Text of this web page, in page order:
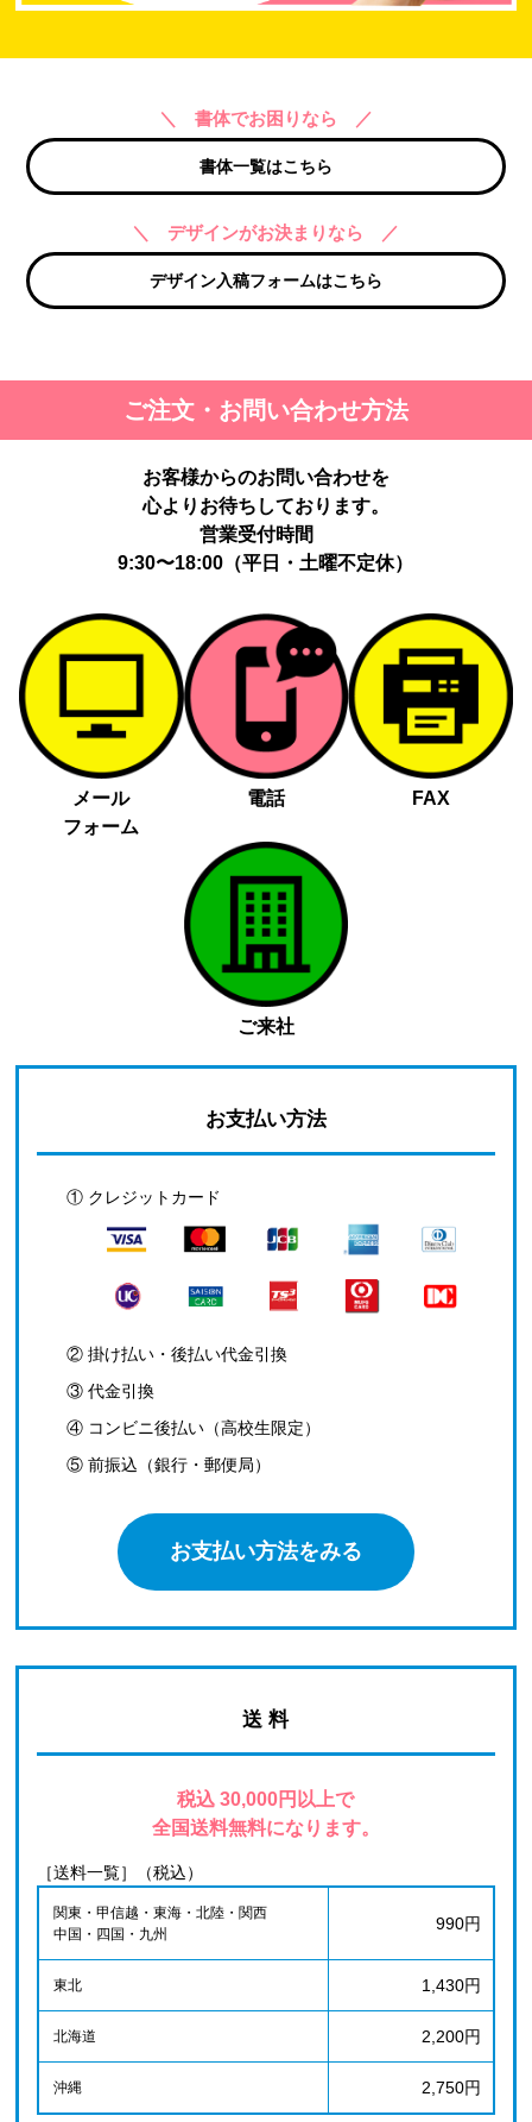
＼ 書体でお困りなら ／
書体一覧はこちら
＼ デザインがお決まりなら ／
デザイン入稿フォームはこちら
ご注文・お問い合わせ方法
お客様からのお問い合わせを
心よりお待ちしております。
営業受付時間
9:30〜18:00（平日・土曜不定休）
メール
フォーム
電話 FAX
ご来社
お支払い方法
① クレジットカード
② 掛け払い・後払い代金引換
③ 代金引換
④ コンビニ後払い（高校生限定）
⑤ 前振込（銀行・郵便局）
お支払い方法をみる
送 料
税込 30,000円以上で
全国送料無料になります。
［送料一覧］（税込）
関東・甲信越・東海・北陸・関西
中国・四国・九州
990円
東北 1,430円
北海道 2,200円
沖縄 2,750円